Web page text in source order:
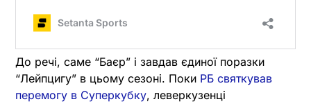
До речі, саме “Баєр” і завдав єдиної поразки
“Лейпцигу” в цьому сезоні. Поки РБ святкував
перемогу в Суперкубку, леверкузенці